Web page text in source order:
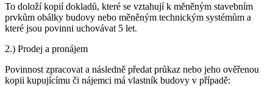
To doloží kopií dokladů, které se vztahují k měněným stavebním
prvkům obálky budovy nebo měněným technickým systémům a
které jsou povinni uchovávat 5 let.
2.) Prodej a pronájem
Povinnost zpracovat a následně předat průkaz nebo jeho ověřenou
kopii kupujícímu či nájemci má vlastník budovy v případě: